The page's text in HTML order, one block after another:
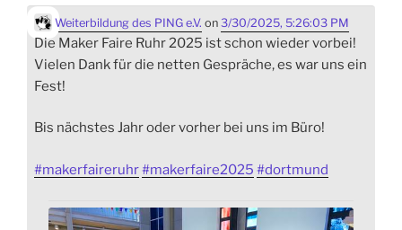
Weiterbildung des PING e.V. on 3/30/2025, 5:26:03 PM
Die Maker Faire Ruhr 2025 ist schon wieder vorbei!
Vielen Dank für die netten Gespräche, es war uns ein
Fest!
Bis nächstes Jahr oder vorher bei uns im Büro!
#makerfaireruhr#makerfaire2025 #dortmund